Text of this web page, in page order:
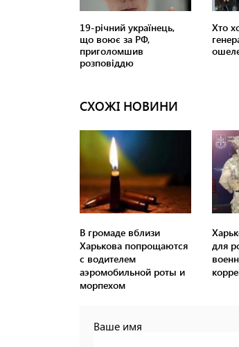
СХОЖІ НОВИНИ
В громаде вблизи
Харькова попрощаются
с водителем
аэромобильной роты и
морпехом
для
Ваше имя